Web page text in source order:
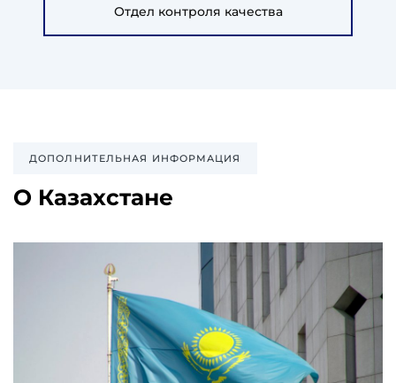
Отдел контроля качества
ДОПОЛНИТЕЛЬНАЯ ИНФОРМАЦИЯ
О Казахстане